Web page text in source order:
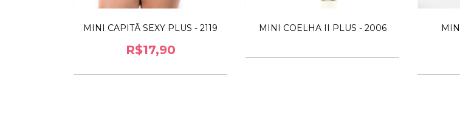
MINI CAPITÃ SEXY PLUS - 2119
R$17,90
MINI COELHA II PLUS - 2006